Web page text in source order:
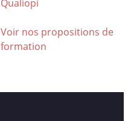
Qualiopi
Voir nos propositions de
formation